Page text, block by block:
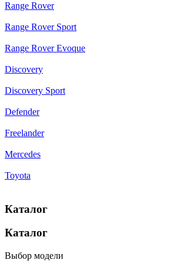
Range Rover
Range Rover Sport
Range Rover Evoque
Discovery
Discovery Sport
Defender
Freelander
Mercedes
Toyota
Каталог
Каталог
Выбор модели